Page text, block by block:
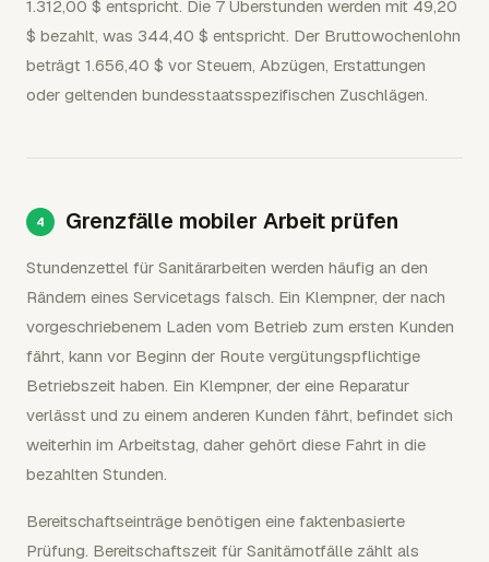
1.312,00 $ entspricht. Die 7 Überstunden werden mit 49,20
$ bezahlt, was 344,40 $ entspricht. Der Bruttowochenlohn
beträgt 1.656,40 $ vor Steuern, Abzügen, Erstattungen
oder geltenden bundesstaatsspezifischen Zuschlägen.
Grenzfälle mobiler Arbeit prüfen
Stundenzettel für Sanitärarbeiten werden häufig an den
Rändern eines Servicetags falsch. Ein Klempner, der nach
vorgeschriebenem Laden vom Betrieb zum ersten Kunden
fährt, kann vor Beginn der Route vergütungspflichtige
Betriebszeit haben. Ein Klempner, der eine Reparatur
verlässt und zu einem anderen Kunden fährt, befindet sich
weiterhin im Arbeitstag, daher gehört diese Fahrt in die
bezahlten Stunden.
Bereitschaftseinträge benötigen eine faktenbasierte
Prüfung. Bereitschaftszeit für Sanitärnotfälle zählt als